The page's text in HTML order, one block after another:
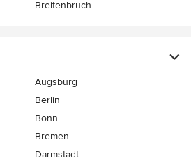
Breitenbruch
Augsburg
Berlin
Bonn
Bremen
Darmstadt